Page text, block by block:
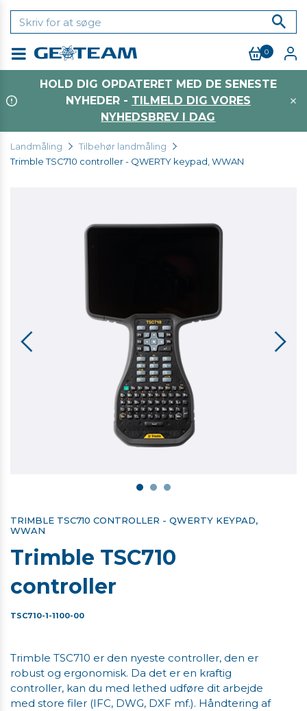
0
HOLD DIG OPDATERET MED DE SENESTE
NYHEDER - TILMELD DIG VORES
NYHEDSBREV I DAG
Landmåling
Tilbehør landmåling
Trimble TSC710 controller - QWERTY keypad, WWAN
TRIMBLE TSC710 CONTROLLER - QWERTY KEYPAD,
WWAN
Trimble TSC710
controller
TSC710-1-1100-00
Trimble TSC710 er den nyeste controller, den er
robust og ergonomisk. Da det er en kraftig
controller, kan du med lethed udføre dit arbejde
med store filer (IFC, DWG, DXF mf.). Håndtering af